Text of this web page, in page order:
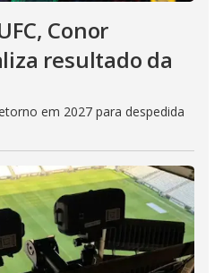
Conor
resultado da
em 2027 para despedida